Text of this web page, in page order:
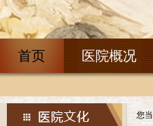
首页 医院概况
您